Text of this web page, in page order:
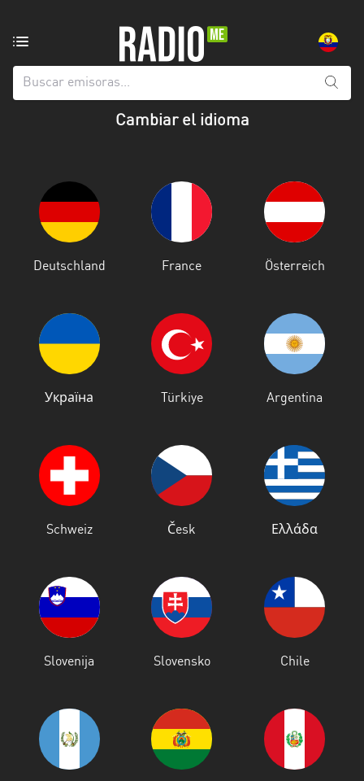
de
radio
Azuay
Bolívar
Cañar
Oro
Imbabura
Loja
Manabí
Morona
Santiago
Napo
Pichincha
Santo
Cambiar el idioma
Deutschland France Österreich
Україна Türkiye Argentina
Schweiz Česk Ελλάδα
Slovenija Slovensko Chile